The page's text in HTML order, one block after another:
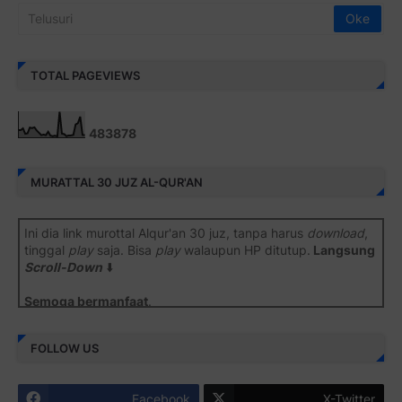
TOTAL PAGEVIEWS
483878
MURATTAL 30 JUZ AL-QUR'AN
Ini dia link murottal Alqur'an 30 juz, tanpa harus download,
tinggal playsaja. Bisa playwalaupun HP ditutup. Langsung
Scroll-Down ⬇️
Semoga bermanfaat
Juz 1 ⇨
FOLLOW US